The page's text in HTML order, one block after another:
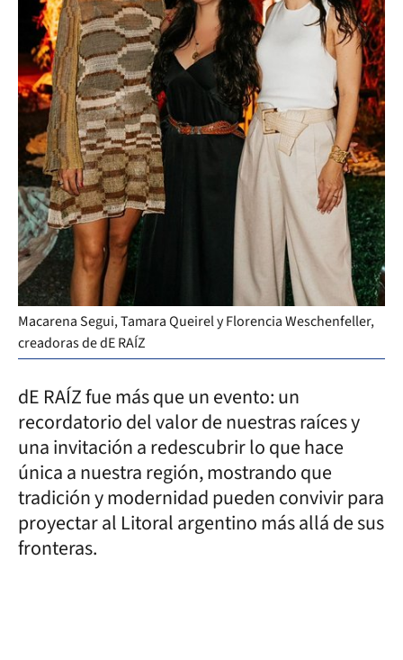
Macarena Segui, Tamara Queirel y Florencia Weschenfeller,
creadoras de dE RAÍZ
dE RAÍZ fue más que un evento: un
recordatorio del valor de nuestras raíces y
una invitación a redescubrir lo que hace
única a nuestra región, mostrando que
tradición y modernidad pueden convivir para
proyectar al Litoral argentino más allá de sus
fronteras.